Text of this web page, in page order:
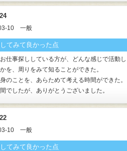
10 一般
てみて良かった点
仕事探ししている方が、どんな感じで活動し
を、周りをみて知ることができた。
のことを、あらためて考える時間ができた。
でしたが、ありがとうございました。
10 一般
てみて良かった点